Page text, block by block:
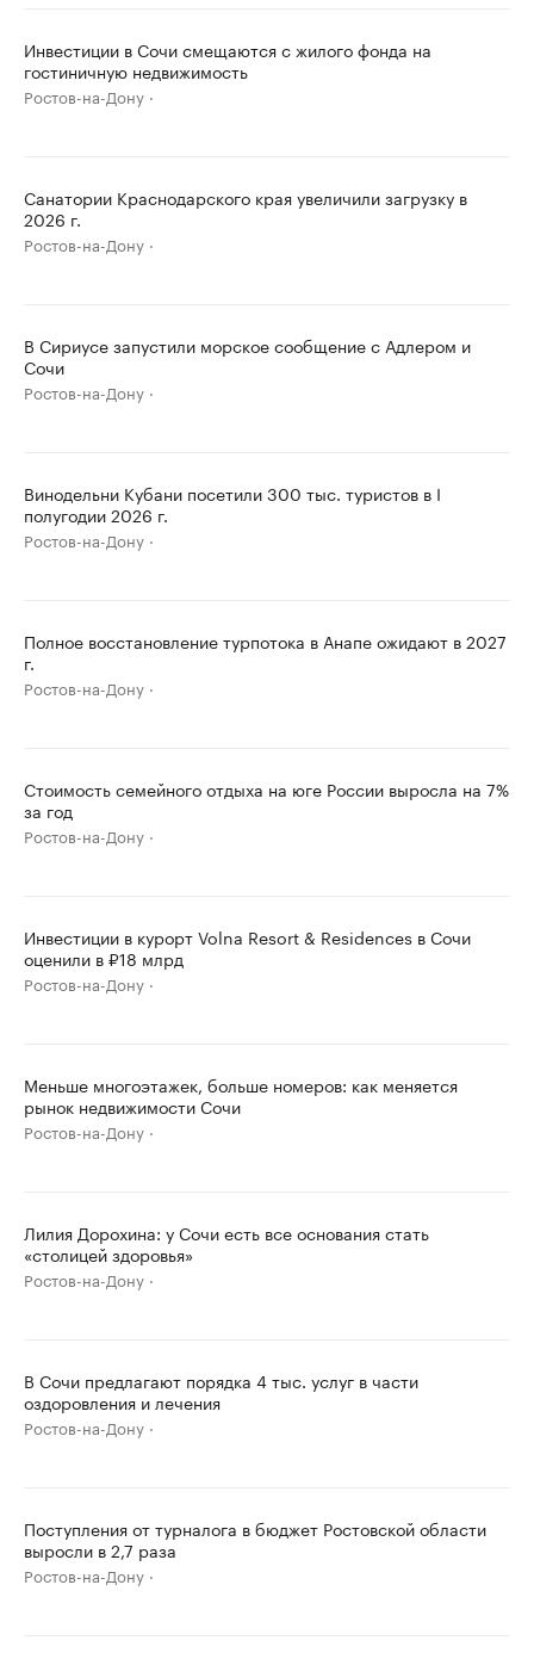
Инвестиции в Сочи смещаются с жилого фонда на
гостиничную недвижимость
Ростов-на-Дону
Санатории Краснодарского края увеличили загрузку в
2026 г.
Ростов-на-Дону
В Сириусе запустили морское сообщение с Адлером и
Сочи
Ростов-на-Дону
Винодельни Кубани посетили 300 тыс. туристов в I
полугодии 2026 г.
Ростов-на-Дону
Полное восстановление турпотока в Анапе ожидают в 2027
г.
Ростов-на-Дону
Стоимость семейного отдыха на юге России выросла на 7%
за год
Ростов-на-Дону
Инвестиции в курорт Volna Resort & Residences в Сочи
оценили в ₽18 млрд
Ростов-на-Дону
Меньше многоэтажек, больше номеров: как меняется
рынок недвижимости Сочи
Ростов-на-Дону
Лилия Дорохина: у Сочи есть все основания стать
«столицей здоровья»
Ростов-на-Дону
В Сочи предлагают порядка 4 тыс. услуг в части
оздоровления и лечения
Ростов-на-Дону
Поступления от турналога в бюджет Ростовской области
выросли в 2,7 раза
Ростов-на-Дону